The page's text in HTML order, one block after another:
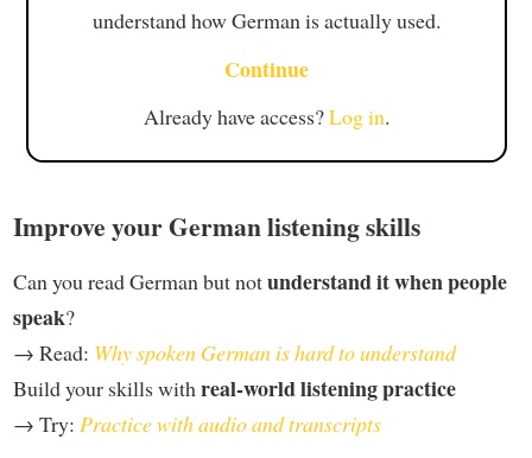
understand how German is actually used.
Continue
Already have access?Log in.
Improve your German listening skills
Can you read German but notunderstand it when people
speak?
→ Read: Why spoken German is hard to understand
Build your skills with real-world listening practice
→ Try: Practice with audio and transcripts